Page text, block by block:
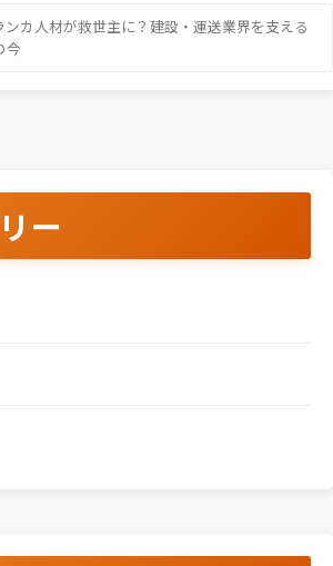
ンカ人材が救世主に？建設・運送業界を支える
今
ー